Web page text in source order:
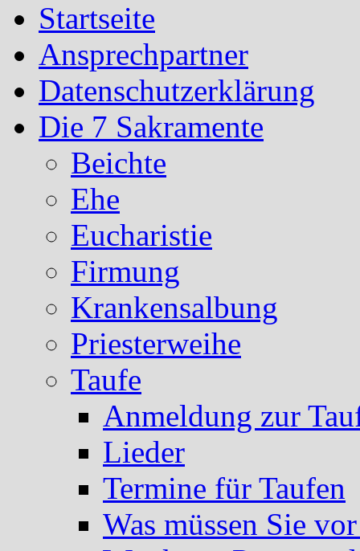
Startseite
Ansprechpartner
Datenschutzerklärung
Die 7 Sakramente
Beichte
Ehe
Eucharistie
Firmung
Krankensalbung
Priesterweihe
Taufe
Anmeldung zur
Lieder
Termine für Taufen
Was müssen Sie